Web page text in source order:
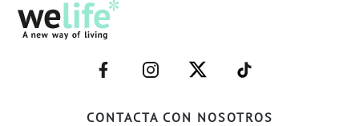
CONTACTA CON NOSOTROS
–
FACEBOOK–
–
INSTAGRAM–
–
TWITTER–
–
WELIFE–